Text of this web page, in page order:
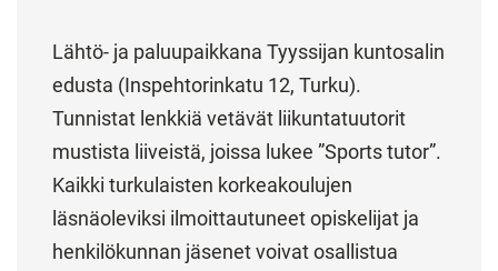
Lähtö- ja paluupaikkana Tyyssijan kuntosalin
edusta (Inspehtorinkatu 12, Turku).
Tunnistat lenkkiä vetävät liikuntatuutorit
mustista liiveistä, joissa lukee ”Sports tutor”.
Kaikki turkulaisten korkeakoulujen
läsnäoleviksi ilmoittautuneet opiskelijat ja
henkilökunnan jäsenet voivat osallistua